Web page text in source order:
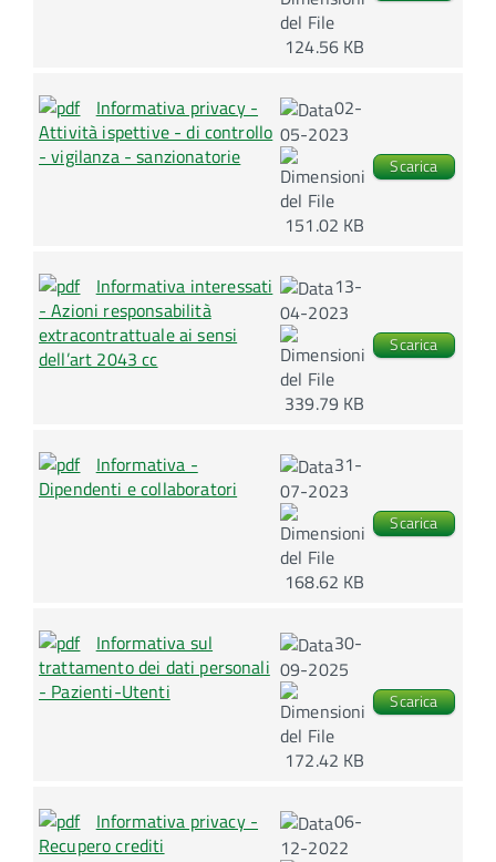
124.56 KB
Informativa privacy -
Attività ispettive - di controllo
- vigilanza - sanzionatorie
02-
05-2023
151.02 KB
Scarica
Informativa interessati
- Azioni responsabilità
extracontrattuale ai sensi
dell’art 2043 cc
13-
04-2023
339.79 KB
Scarica
Informativa -
Dipendenti e collaboratori
31-
07-2023
168.62 KB
Scarica
Informativa sul
trattamento dei dati personali
- Pazienti-Utenti
30-
09-2025
172.42 KB
Scarica
Informativa privacy -
Recupero crediti
06-
12-2022